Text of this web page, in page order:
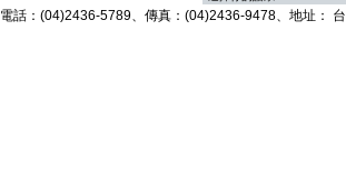
電話：(04)2436-5789、傳真：(04)2436-9478、地址：